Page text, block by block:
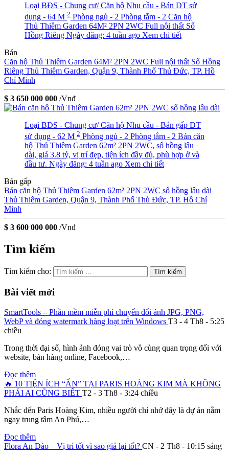
Loại BĐS - Chung cư/ Căn hộ Nhu cầu - Bán DT sử
dụng - 64 M 2 Phòng ngủ - 2 Phòng tắm - 2 Căn hộ
Thủ Thiêm Garden 64M² 2PN 2WC Full nội thất Sổ
Hồng Riêng Ngày đăng: 4 tuần ago Xem chi tiết
Bán
Căn hộ Thủ Thiêm Garden 64M² 2PN 2WC Full nội thất Sổ Hồng
Riêng Thủ Thiêm Garden, Quận 9, Thành Phố Thủ Đức, TP. Hồ
Chí Minh
$ 3 650 000 000 /Vnđ
Loại BĐS - Chung cư/ Căn hộ Nhu cầu - Bán gấp DT
sử dụng - 62 M 2 Phòng ngủ - 2 Phòng tắm - 2 Bán căn
hộ Thủ Thiêm Garden 62m² 2PN 2WC, sổ hồng lâu
dài, giá 3.8 tỷ, vị trí đẹp, tiện ích đầy đủ, phù hợp ở và
đầu tư. Ngày đăng: 4 tuần ago Xem chi tiết
Bán gấp
Bán căn hộ Thủ Thiêm Garden 62m² 2PN 2WC sổ hồng lâu dài
Thủ Thiêm Garden, Quận 9, Thành Phố Thủ Đức, TP. Hồ Chí
Minh
$ 3 600 000 000 /Vnđ
Tìm kiếm
Tìm kiếm cho:
Bài viết mới
SmartTools – Phần mềm miễn phí chuyển đổi ảnh JPG, PNG,
WebP và đóng watermark hàng loạt trên Windows T3 - 4 Th8 - 5:25
chiều
Trong thời đại số, hình ảnh đóng vai trò vô cùng quan trọng đối với
website, bán hàng online, Facebook,…
Đọc thêm
🔥 10 TIỆN ÍCH “ẨN” TẠI PARIS HOÀNG KIM MÀ KHÔNG
PHẢI AI CŨNG BIẾT T2 - 3 Th8 - 3:24 chiều
Nhắc đến Paris Hoàng Kim, nhiều người chỉ nhớ đây là dự án nằm
ngay trung tâm An Phú,…
Đọc thêm
Flora An Đào – Vị trí tốt vì sao giá lại tốt? CN - 2 Th8 - 10:15 sáng